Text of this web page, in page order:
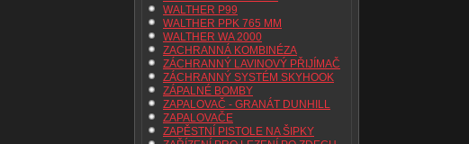
WALTHER P99
WALTHER PPK 765 MM
WALTHER WA 2000
ZACHRANNÁ KOMBINÉZA
ZÁCHRANNÝ LAVINOVÝ PŘIJÍMAČ
ZÁCHRANNÝ SYSTÉM SKYHOOK
ZÁPALNÉ BOMBY
ZAPALOVAČ - GRANÁT DUNHILL
ZAPALOVAČE
ZAPĚSTNÍ PISTOLE NA ŠIPKY